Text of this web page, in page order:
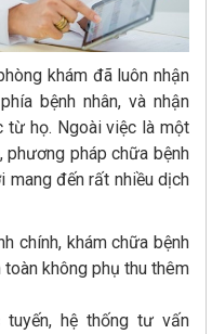
khám đã luôn nhận
bệnh nhân, và nhận
họ. Ngoài việc là một
pháp chữa bệnh
mang đến rất nhiều dịch
chính, khám chữa bệnh
không phụ thu thêm
hệ thống tư vấn